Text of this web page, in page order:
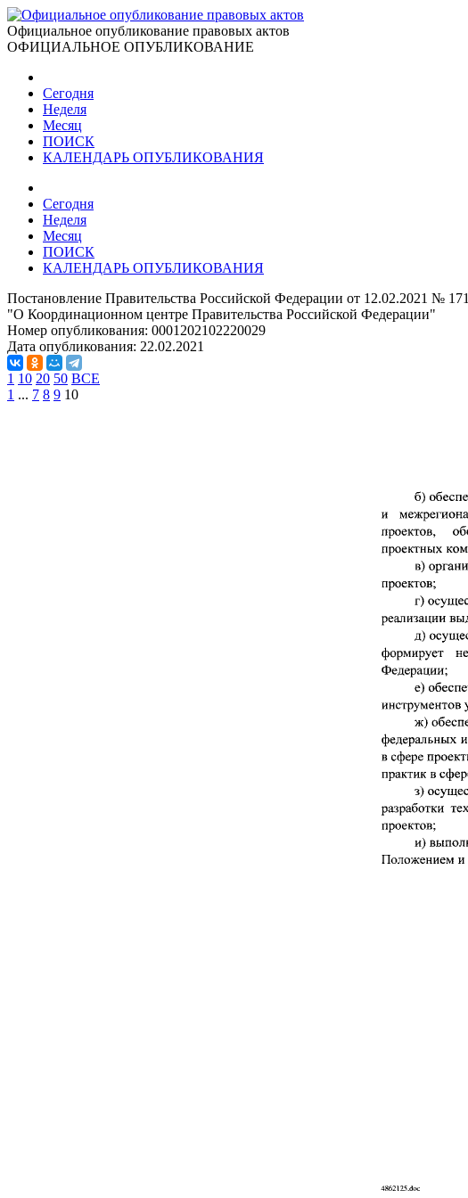
Официальное опубликование правовых актов
ОФИЦИАЛЬНОЕ ОПУБЛИКОВАНИЕ
Сегодня
Неделя
Месяц
ПОИСК
КАЛЕНДАРЬ ОПУБЛИКОВАНИЯ
Сегодня
Неделя
Месяц
ПОИСК
КАЛЕНДАРЬ ОПУБЛИКОВАНИЯ
Постановление Правительства Российской Федерации от 12.02.2021 № 171
"О Координационном центре Правительства Российской Федерации"
Номер опубликования: 0001202102220029
Дата опубликования: 22.02.2021
1 10 20 50 ВСЕ
1 ... 7 8 9 10